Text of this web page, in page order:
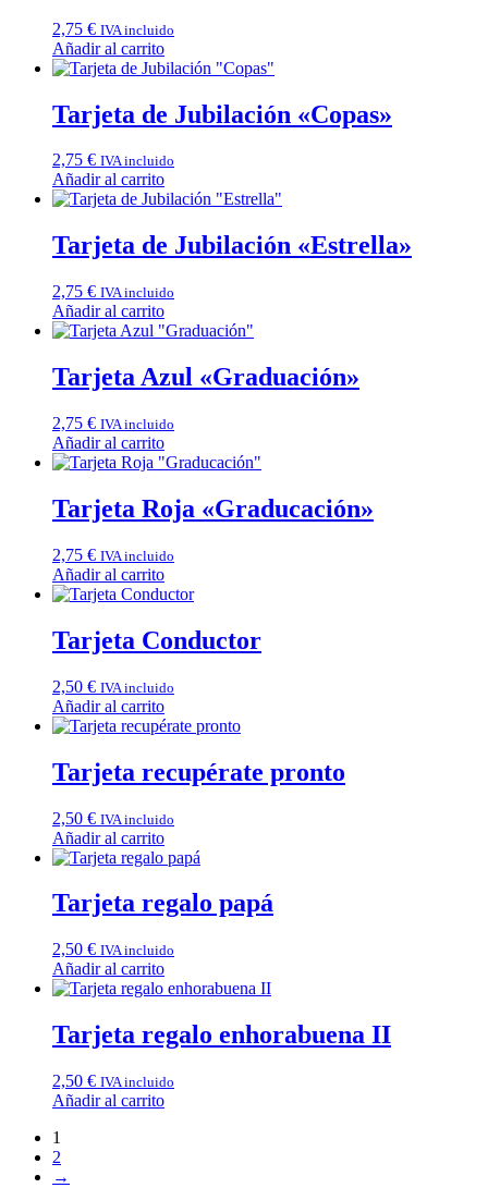
2,75 € IVA incluido
Añadir al carrito
Tarjeta de Jubilación «Copas»
2,75 € IVA incluido
Añadir al carrito
Tarjeta de Jubilación «Estrella»
2,75 € IVA incluido
Añadir al carrito
Tarjeta Azul «Graduación»
2,75 € IVA incluido
Añadir al carrito
Tarjeta Roja «Graducación»
2,75 € IVA incluido
Añadir al carrito
Tarjeta Conductor
2,50 € IVA incluido
Añadir al carrito
Tarjeta recupérate pronto
2,50 € IVA incluido
Añadir al carrito
Tarjeta regalo papá
2,50 € IVA incluido
Añadir al carrito
Tarjeta regalo enhorabuena II
2,50 € IVA incluido
Añadir al carrito
1
2
→